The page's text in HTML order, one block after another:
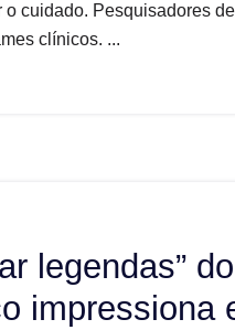
cuidado. Pesquisadores
clínicos. ...
legendas” do
impressiona